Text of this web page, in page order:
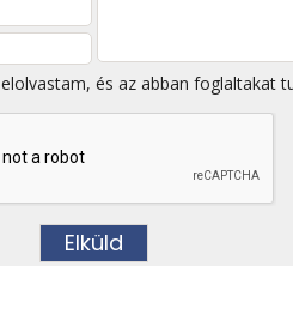
elolvastam, és az abban foglaltakat